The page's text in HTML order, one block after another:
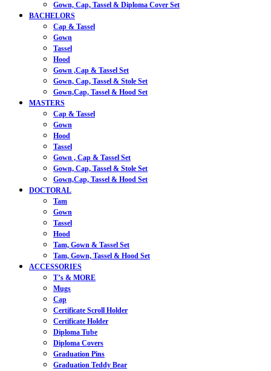
Gown, Cap, Tassel & Diploma Cover Set
BACHELORS
Cap & Tassel
Gown
Tassel
Hood
Gown ,Cap & Tassel Set
Gown, Cap, Tassel & Stole Set
Gown,Cap, Tassel & Hood Set
MASTERS
Cap & Tassel
Gown
Hood
Tassel
Gown , Cap & Tassel Set
Gown, Cap, Tassel & Stole Set
Gown,Cap, Tassel & Hood Set
DOCTORAL
Tam
Gown
Tassel
Hood
Tam, Gown & Tassel Set
Tam, Gown, Tassel & Hood Set
ACCESSORIES
T’s & MORE
Mugs
Cap
Certificate Scroll Holder
Certificate Holder
Diploma Tube
Diploma Covers
Graduation Pins
Graduation Teddy Bear